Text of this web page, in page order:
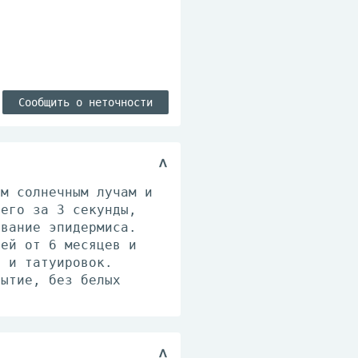
Сообщить о неточности
солнечным лучам и
за 3 секунды,
эпидермиса.
от 6 месяцев и
татуировок.
без белых